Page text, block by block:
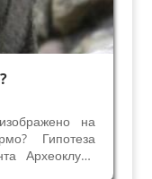
на
Гипотеза
Археоклуба